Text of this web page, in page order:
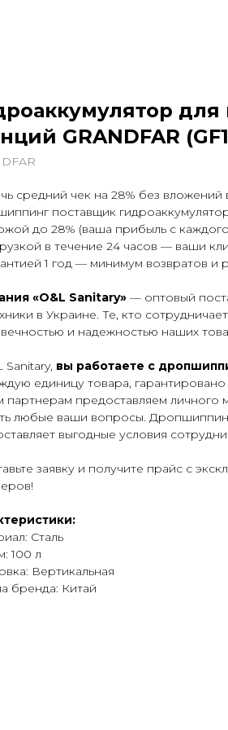
для
GRANDFAR
средний чек на 28% без
поставщик
до 28% (ваша прибыль с
в течение 24 часов — ваши
1 год — минимум возвратов и
«O&L Sanitary» — оптовый
в Украине. Те, кто
и надежностью наших
Sanitary, вы работаете с
единицу товара,
партнерам предоставляем
любые ваши вопросы.
выгодные условия
заявку и получите прайс с
Сталь
100 л
Вертикальная
бренда: Китай